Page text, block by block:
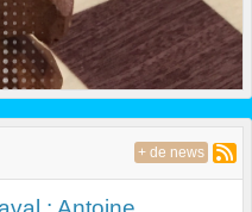
+ de news